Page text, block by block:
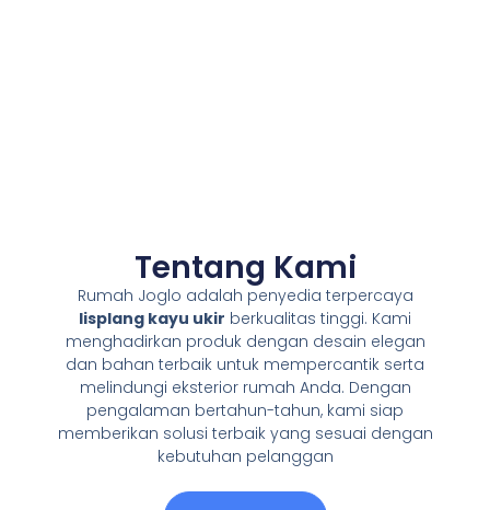
Tentang Kami
Rumah Joglo adalah penyedia terpercaya
lisplang kayu ukir berkualitas tinggi. Kami
menghadirkan produk dengan desain elegan
dan bahan terbaik untuk mempercantik serta
melindungi eksterior rumah Anda. Dengan
pengalaman bertahun-tahun, kami siap
memberikan solusi terbaik yang sesuai dengan
kebutuhan pelanggan